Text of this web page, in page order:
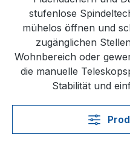
stufenlose
mühelos öffnen und
zugänglichen
Wohnbereich oder
die manuelle
Stabilität und